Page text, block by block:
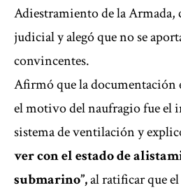
Adiestramiento de la Armada,
judicial y alegó que no se
convincentes.
Afirmó que la documentación
el motivo del naufragio fue el
sistema de ventilación y
ver con el estado de
submarino”,al ratificar que el